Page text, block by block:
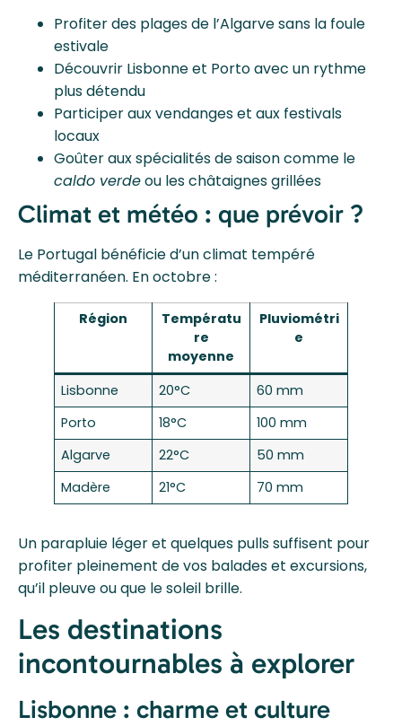
Profiter des plages de l’Algarve sans la foule
estivale
Découvrir Lisbonne et Porto avec un rythme
plus détendu
Participer aux vendanges et aux festivals
locaux
Goûter aux spécialités de saison comme le
caldo verdeou les châtaignes grillées
Climat et météo : que prévoir ?
Le Portugal bénéficie d’un climat tempéré
méditerranéen. En octobre :
Région
Températu
re
moyenne
Pluviométri
e
Lisbonne 20°C
60 mm
Porto
18°C
100 mm
Algarve
22°C
50 mm
Madère
21°C 70 mm
Un parapluie léger et quelques pulls suffisent pour
profiter pleinement de vos balades et excursions,
qu’il pleuve ou que le soleil brille.
Les destinations
incontournables à explorer
Lisbonne : charme et culture